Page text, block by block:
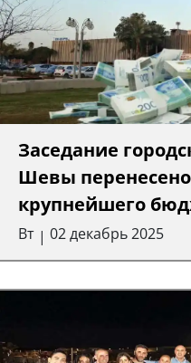
Заседание
Шевы
крупнейшего
Вт | 02 декабрь 2025